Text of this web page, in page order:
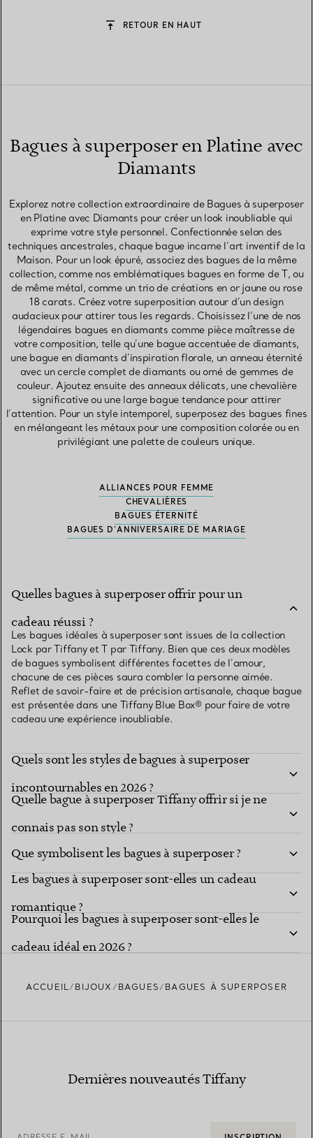
RETOUR EN HAUT
Bagues à superposer en Platine avec
Diamants
Explorez notre collection extraordinaire de Bagues à superposer
en Platine avec Diamants pour créer un look inoubliable qui
exprime votre style personnel. Confectionnée selon des
techniques ancestrales, chaque bague incarne l’art inventif de la
Maison. Pour un look épuré, associez des bagues de la même
collection, comme nos emblématiques bagues en forme de T, ou
de même métal, comme un trio de créations en or jaune ou rose
18 carats. Créez votre superposition autour d’un design
audacieux pour attirer tous les regards. Choisissez l’une de nos
légendaires bagues en diamants comme pièce maîtresse de
votre composition, telle qu’une bague accentuée de diamants,
une bague en diamants d’inspiration florale, un anneau éternité
avec un cercle complet de diamants ou orné de gemmes de
couleur. Ajoutez ensuite des anneaux délicats, une chevalière
significative ou une large bague tendance pour attirer
l’attention. Pour un style intemporel, superposez des bagues fines
en mélangeant les métaux pour une composition colorée ou en
privilégiant une palette de couleurs unique.
ALLIANCES POUR FEMME
CHEVALIÈRES
BAGUES ÉTERNITÉ
BAGUES D'ANNIVERSAIRE DE MARIAGE
Quelles bagues à superposer offrir pour un
cadeau réussi ?
Les bagues idéales à superposer sont issues de la collection
Lock par Tiffany et T par Tiffany. Bien que ces deux modèles
de bagues symbolisent différentes facettes de l’amour,
chacune de ces pièces saura combler la personne aimée.
Reflet de savoir-faire et de précision artisanale, chaque bague
est présentée dans une Tiffany Blue Box® pour faire de votre
cadeau une expérience inoubliable.
Quels sont les styles de bagues à superposer
incontournables en 2026 ?
Quelle bague à superposer Tiffany offrir si je ne
connais pas son style ?
Que symbolisent les bagues à superposer ?
Les bagues à superposer sont-elles un cadeau
romantique ?
Pourquoi les bagues à superposer sont-elles le
cadeau idéal en 2026 ?
ACCUEIL BIJOUX BAGUES BAGUES À SUPERPOSER
Dernières nouveautés Tiffany